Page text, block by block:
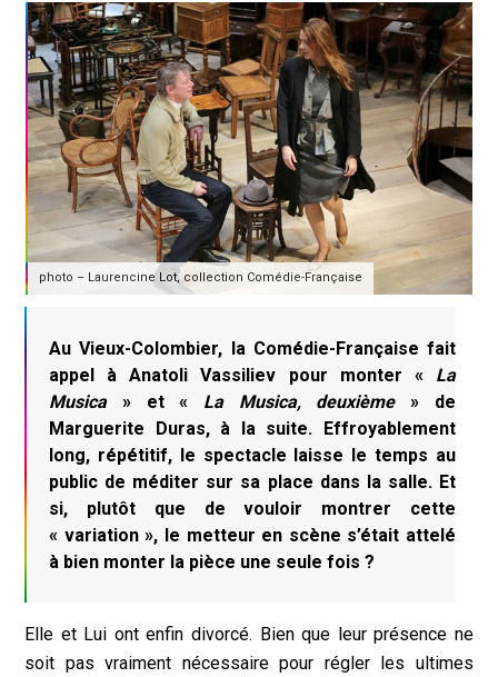
photo – Laurencine Lot, collection Comédie-Française
Au Vieux-Colombier, la Comédie-Française fait
appel à Anatoli Vassiliev pour monter « La
Musica» et « La Musica, deuxième » de
Marguerite Duras, à la suite. Effroyablement
long, répétitif, le spectacle laisse le temps au
public de méditer sur sa place dans la salle. Et
si, plutôt que de vouloir montrer cette
« variation », le metteur en scène s’était attelé
à bien monter la pièce une seule fois ?
Elle et Lui ont enfin divorcé. Bien que leur présence ne
soit pas vraiment nécessaire pour régler les ultimes